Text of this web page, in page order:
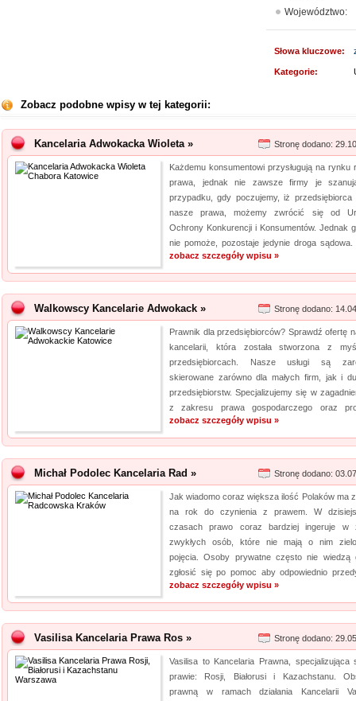
Województwo:
Słowa kluczowe:
Kategorie:
Zobacz podobne wpisy w tej kategorii:
Kancelaria Adwokacka Wioleta » Stronę dodano:
Każdemu konsumentowi przysługują na rynku
prawa, jednak nie zawsze firmy je
przypadku, gdy poczujemy, iż przedsiębiorca
nasze prawa, możemy zwrócić się od
Ochrony Konkurencji i Konsumentów. Jednak
nie pomoże, pozostaje jedynie droga
zobacz szczegóły wpisu »
Walkowscy Kancelarie Adwokack » Stronę dodano:
Prawnik dla przedsiębiorców? Sprawdź ofertę
kancelarii, która została stworzona z
przedsiębiorcach. Nasze usługi są
skierowane zarówno dla małych firm, jak i
przedsiębiorstw. Specjalizujemy się w
z zakresu prawa gospodarczego oraz
zobacz szczegóły wpisu »
Michał Podolec Kancelaria Rad » Stronę dodano:
Jak wiadomo coraz większa ilość Polaków ma
na rok do czynienia z prawem. W
czasach prawo coraz bardziej ingeruje w
zwykłych osób, które nie mają o nim
pojęcia. Osoby prywatne często nie wiedzą
zgłosić się po pomoc aby odpowiednio
zobacz szczegóły wpisu »
Vasilisa Kancelaria Prawa Ros » Stronę dodano:
Vasilisa to Kancelaria Prawna, specjalizująca
prawie: Rosji, Białorusi i Kazachstanu.
prawną w ramach działania Kancelarii